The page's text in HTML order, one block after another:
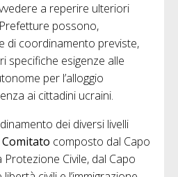
a reperire ulteriori
possono,
di coordinamento previste,
specifiche esigenze alle
per l’alloggio
ai cittadini ucraini.
dei diversi livelli
Comitato composto dal Capo
Civile, dal Capo